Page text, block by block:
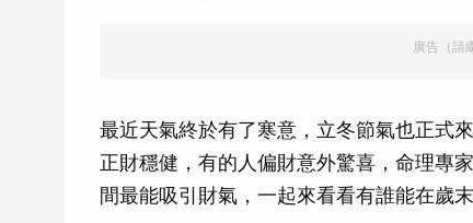
廣告（請
最近天氣終於有了寒意，立冬節氣也正式
正財穩健，有的人偏財意外驚喜，命理專
間最能吸引財氣，一起來看看有誰能在歲